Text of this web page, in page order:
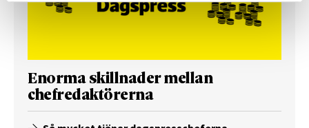
Enorma skillnader mellan
chefredaktörerna